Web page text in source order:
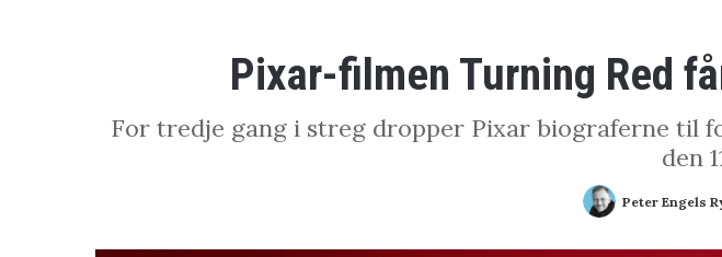
Pixar-filmen Turning Red
For tredje gang i streg dropper Pixar biograferne til
den
Peter Engels